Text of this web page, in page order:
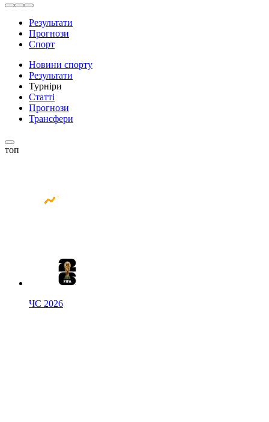
Результати
Прогнози
Спорт
Новини спорту
Результати
Турніри
Статті
Прогнози
Трансфери
топ
ЧС 2026